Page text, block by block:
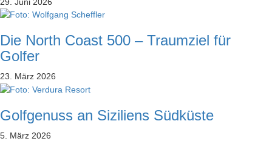
Die North Coast 500 – Traumziel für
Golfer
23. März 2026
Golfgenuss an Siziliens Südküste
5. März 2026